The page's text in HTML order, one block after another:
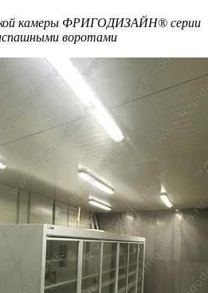
камеры ФРИГОДИЗАЙН® серии
воротами